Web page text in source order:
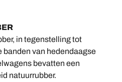
in tegenstelling tot
banden van hedendaagse
bevatten een
natuurrubber.